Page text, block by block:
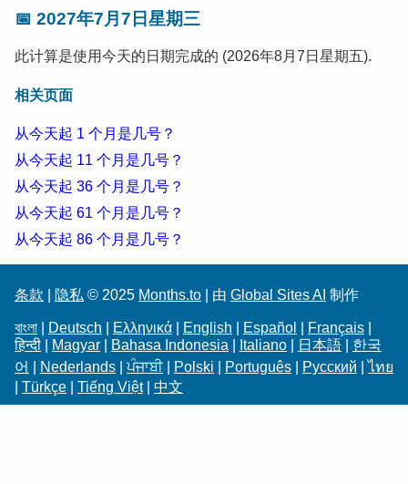
📅 2027年7月7日星期三
此计算是使用今天的日期完成的 (2026年8月7日星期五).
相关页面
从今天起 1 个月是几号？
从今天起 11 个月是几号？
从今天起 36 个月是几号？
从今天起 61 个月是几号？
从今天起 86 个月是几号？
条款 隐私 © 2025 Months.to | 由 Global Sites AI 制作
বাংলা Deutsch Ελληνικά English Español Français
हिन्दी
Magyar Bahasa Indonesia Italiano 日本語
한국
어
Nederlands |ਪੰਜਾਬੀ| Polski Português Русский |ไทย
Türkçe Tiếng Việt| 中文